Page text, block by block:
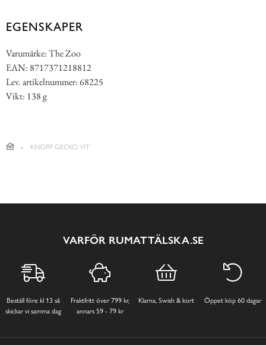
EGENSKAPER
Varumärke: The Zoo
EAN: 8717371218812
Lev. artikelnummer: 68225
Vikt: 138 g
KNOPP GECKO VIT
VARFÖR RUMATTÄLSKA.SE
Beställ före kl 13 så
skickar vi samma dag
Fraktfritt över 799 kr,
annars 59 - 79 kr
Klarna, Swish & kort Öppet köp 60 dagar